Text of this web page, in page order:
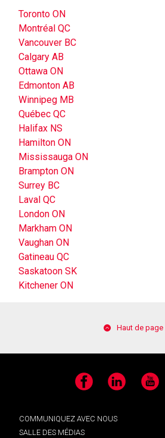
Toronto ON
Montréal QC
Vancouver BC
Calgary AB
Ottawa ON
Edmonton AB
Winnipeg MB
Québec QC
Halifax NS
Hamilton ON
Mississauga ON
Brampton ON
Surrey BC
Laval QC
London ON
Markham ON
Vaughan ON
Gatineau QC
Saskatoon SK
Kitchener ON
Haut de page
Facebook LinkedIn YouTube
COMMUNIQUEZ AVEC NOUS
SALLE DES MÉDIAS